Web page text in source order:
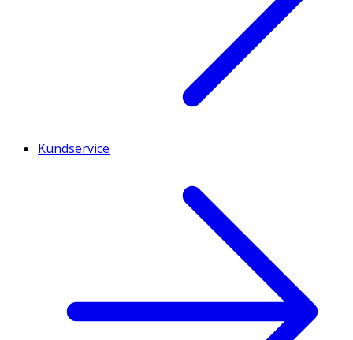
Kundservice